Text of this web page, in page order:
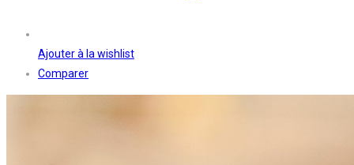
Ajouter à la wishlist
Comparer